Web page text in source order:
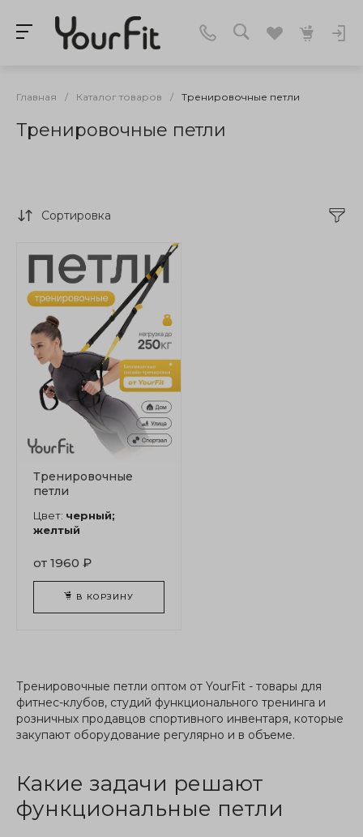
Главная / Каталог товаров / Тренировочные петли
Тренировочные петли
Сортировка
Тренировочные
петли
Цвет: черный;
желтый
от 1960 ₽
В КОРЗИНУ
Тренировочные петли оптом от YourFit - товары для
фитнес-клубов, студий функционального тренинга и
розничных продавцов спортивного инвентаря, которые
закупают оборудование регулярно и в объеме.
Какие задачи решают
функциональные петли